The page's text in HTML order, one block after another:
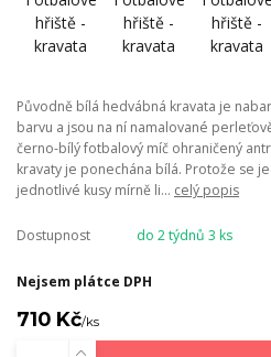
Původně bílá hedvábná kravata je
barvu a jsou na ní namalované
černo-bílý fotbalový míč ohraničený
kravaty je ponechána bílá. Protože se
jednotlivé kusy mírně li... celý popis
Dostupnost do 2 týdnů 3 ks
Nejsem plátce DPH
710 Kč/ks